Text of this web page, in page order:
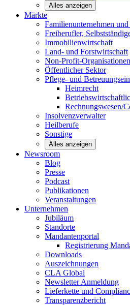
Alles anzeigen
Märkte
Familienunternehmen und
Freiberufler,
Immobilienwirtschaft
Land- und Forstwirtschaft
Non-Profit-Organisationen
Öffentlicher Sektor
Pflege- und
Heimrecht
Rechnungswesen/
Insolvenzverwalter
Heilberufe
Sonstige
Alles anzeigen
Newsroom
Blog
Presse
Podcast
Publikationen
Veranstaltungen
Unternehmen
Jubiläum
Standorte
Mandantenportal
Registrierung
Downloads
Auszeichnungen
CLA Global
NewsletterAnmeldung
Lieferkette und
Transparenzbericht